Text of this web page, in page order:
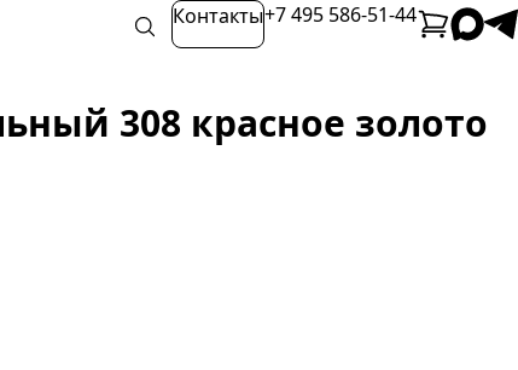
Контакты+7 495 586-51-44
308 красное золото